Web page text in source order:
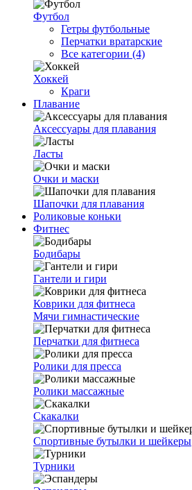
Футбол
Гетры футбольные
Перчатки вратарские
Все категории (4)
Хоккей
Краги
Плавание
Аксессуары для плавания
Ласты
Очки и маски
Шапочки для плавания
Роликовые коньки
Фитнес
Бодибары
Гантели и гири
Коврики для фитнеса
Мячи гимнастические
Перчатки для фитнеса
Ролики для пресса
Ролики массажные
Скакалки
Спортивные бутылки и шейкеры
Турники